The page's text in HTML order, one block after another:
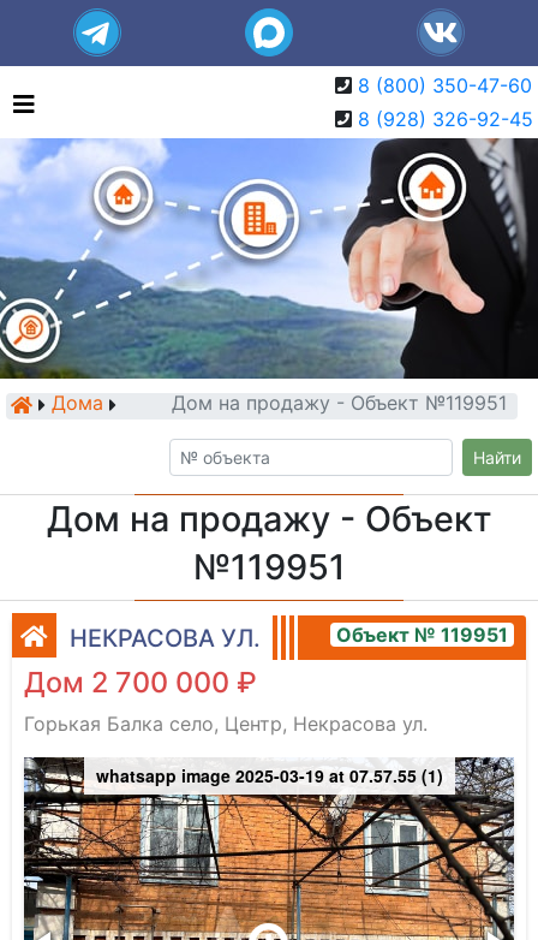
8 (800) 350-47-60
8 (928) 326-92-45
Дома Дом на продажу - Объект №119951
Найти
Дом на продажу - Объект
№119951
НЕКРАСОВА УЛ. Объект № 119951
Дом 2 700 000 ₽
Горькая Балка село, Центр, Некрасова ул.
whatsapp image 2025-03-19 at 07.57.55 (1)